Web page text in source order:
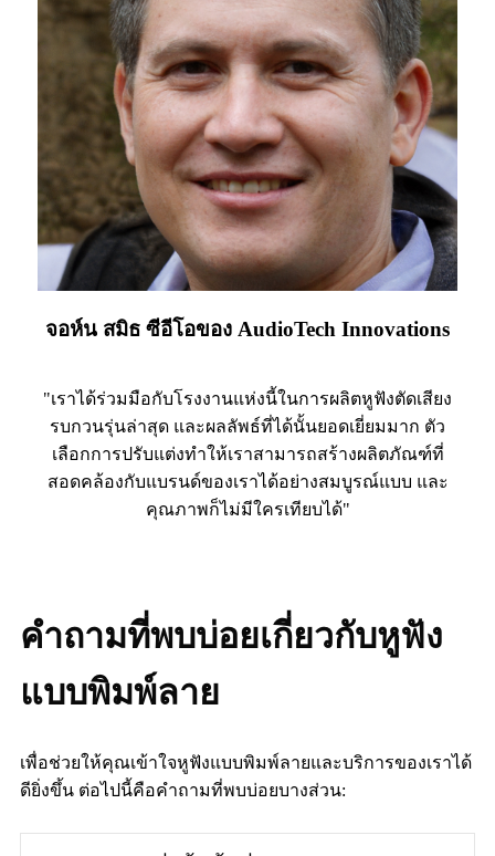
จอห์น สมิธ ซีอีโอของ AudioTech Innovations
"เราได้ร่วมมือกับโรงงานแห่งนี้ในการผลิตหูฟังตัดเสียง
รบกวนรุ่นล่าสุด และผลลัพธ์ที่ได้นั้นยอดเยี่ยมมาก ตัว
เลือกการปรับแต่งทำให้เราสามารถสร้างผลิตภัณฑ์ที่
สอดคล้องกับแบรนด์ของเราได้อย่างสมบูรณ์แบบ และ
คุณภาพก็ไม่มีใครเทียบได้"
คำถามที่พบบ่อยเกี่ยวกับหูฟัง
แบบพิมพ์ลาย
เพื่อช่วยให้คุณเข้าใจหูฟังแบบพิมพ์ลายและบริการของเราได้
ดียิ่งขึ้น ต่อไปนี้คือคำถามที่พบบ่อยบางส่วน: